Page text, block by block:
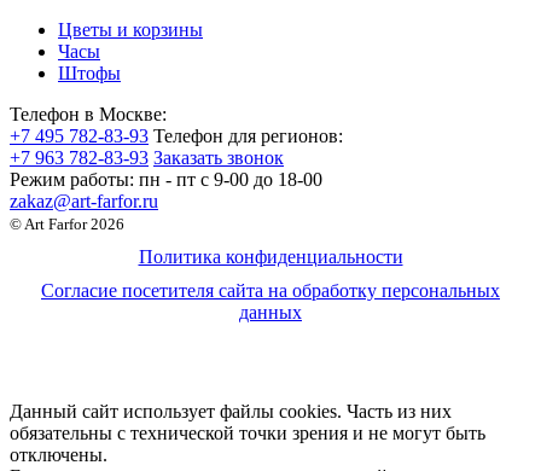
Цветы и корзины
Часы
Штофы
Телефон в Москве:
+7 495 782-83-93 Телефон для регионов:
+7 963 782-83-93 Заказать звонок
Режим работы: пн - пт c 9-00 до 18-00
zakaz@art-farfor.ru
© Art Farfor 2026
Политика конфиденциальности
Согласие посетителя сайта на обработку персональных
данных
Данный сайт использует файлы cookies. Часть из них
обязательны с технической точки зрения и не могут быть
отключены.